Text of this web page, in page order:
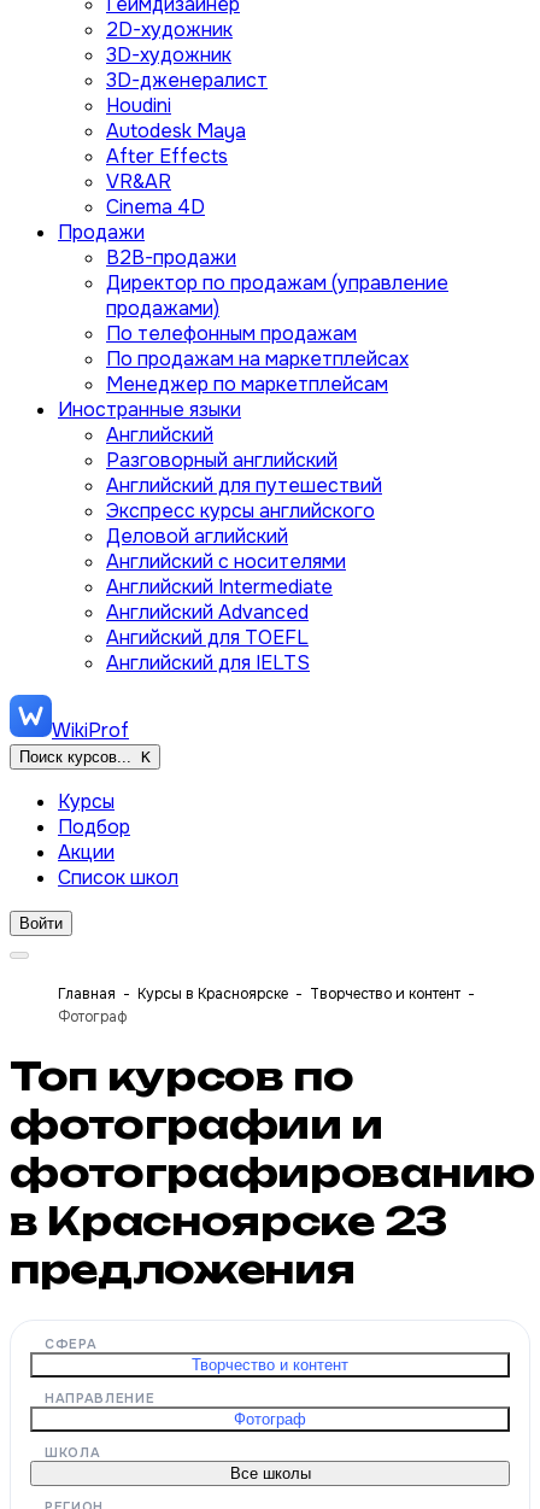
2D-художник
3D-художник
3D-дженералист
Houdini
Autodesk Maya
After Effects
VR&AR
Cinema 4D
Продажи
B2B-продажи
Директор по продажам (управление
продажами)
По телефонным продажам
По продажам на маркетплейсах
Менеджер по маркетплейсам
Иностранные языки
Английский
Разговорный английский
Английский для путешествий
Экспресс курсы английского
Деловой аглийский
Английский с носителями
Английский Intermediate
Английский Advanced
Ангийский для TOEFL
Английский для IELTS
WikiProf
Поиск курсов... K
Курсы
Подбор
Акции
Список школ
Войти
Главная Курсы в Красноярске
Творчество и контент
Фотограф
Топ курсов по
фотографии и
фотографированию
в Красноярске 23
предложения
СФЕРА
Творчество и контент
НАПРАВЛЕНИЕ
Фотограф
ШКОЛА
Все школы